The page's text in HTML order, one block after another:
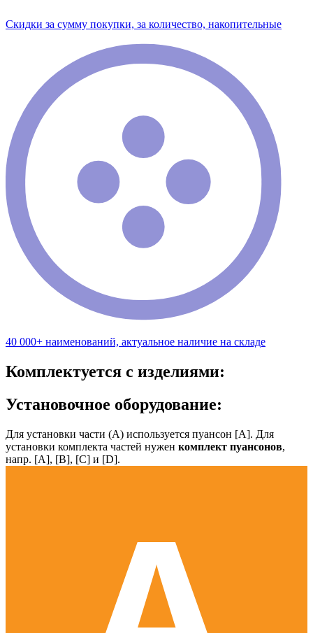
Скидки за сумму покупки, за количество, накопительные
40 000+ наименований, актуальное наличие на складе
Комплектуется с изделиями:
Установочное оборудование:
Для установки части (А) используется пуансон [А]. Для
установки комплекта частей нужен комплект пуансонов,
напр. [А], [B], [С] и [D].